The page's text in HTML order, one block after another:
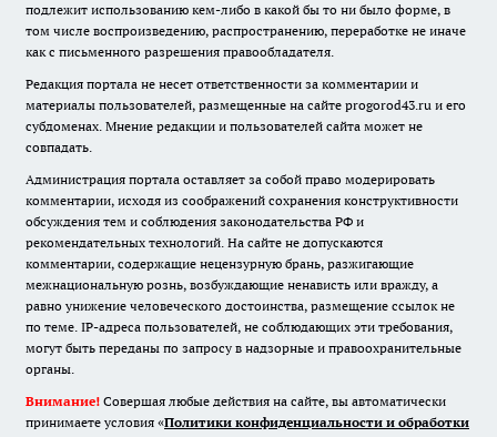
подлежит использованию кем-либо в какой бы то ни было форме, в
том числе воспроизведению, распространению, переработке не иначе
как с письменного разрешения правообладателя.
Редакция портала не несет ответственности за комментарии и
материалы пользователей, размещенные на сайте progorod43.ru и его
субдоменах. Мнение редакции и пользователей сайта может не
совпадать.
Администрация портала оставляет за собой право модерировать
комментарии, исходя из соображений сохранения конструктивности
обсуждения тем и соблюдения законодательства РФ и
рекомендательных технологий. На сайте не допускаются
комментарии, содержащие нецензурную брань, разжигающие
межнациональную рознь, возбуждающие ненависть или вражду, а
равно унижение человеческого достоинства, размещение ссылок не
по теме. IP-адреса пользователей, не соблюдающих эти требования,
могут быть переданы по запросу в надзорные и правоохранительные
органы.
Внимание! Совершая любые действия на сайте, вы автоматически
принимаете условия «Политики конфиденциальности и обработки